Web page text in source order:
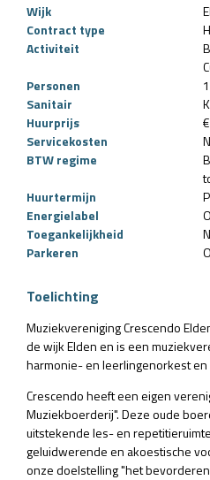
Wijk
Contract type
Activiteit
Personen
Sanitair
Huurprijs
Servicekosten
BTW regime
Huurtermijn
Energielabel
Toegankelijkheid
Parkeren
Toelichting
Muziekvereniging Crescendo
de wijk Elden en is een
harmonie- en leerlingenorkest
Crescendo heeft een eigen
Muziekboerderij". Deze oude
uitstekende les- en
geluidwerende en akoestische
onze doelstelling "het